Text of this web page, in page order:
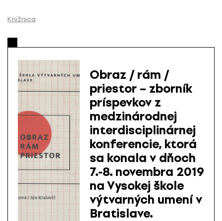
Knižnica
Obraz / rám /
priestor – zborník
príspevkov z
medzinárodnej
interdisciplinárnej
konferencie, ktorá
sa konala v dňoch
7.-8. novembra 2019
na Vysokej škole
výtvarných umení v
Bratislave.